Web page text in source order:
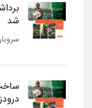
شد